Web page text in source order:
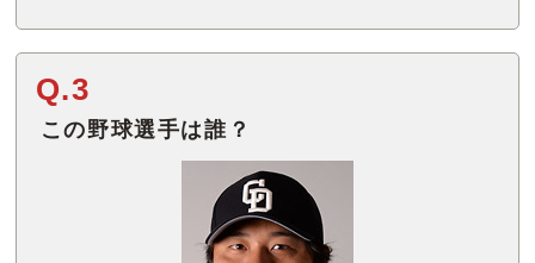
Q.3
この野球選手は誰？